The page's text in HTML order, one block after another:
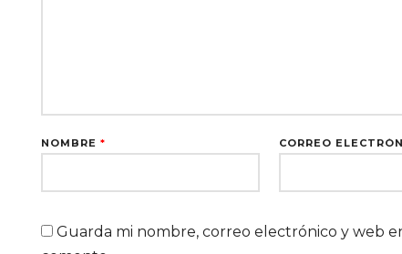
NOMBRE * CORREO
Guarda mi nombre, correo electrónico y web